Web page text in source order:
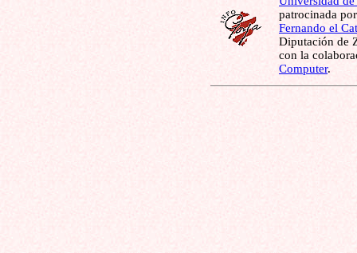
patrocinada
Fernando el
Diputación de
con la
Computer.